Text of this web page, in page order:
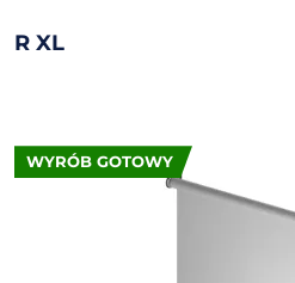
R XL
WYRÓB GOTOWY